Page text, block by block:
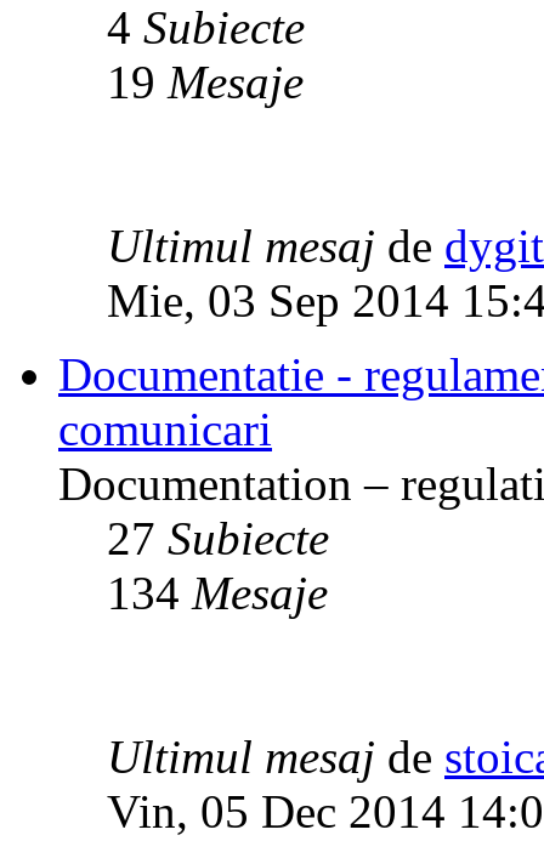
4 Subiecte
19 Mesaje
Ultimul mesaj de
Mie, 03 Sep 2014
Documentatie -
comunicari
Documentation –
27 Subiecte
134 Mesaje
Ultimul mesaj de
Vin, 05 Dec 2014